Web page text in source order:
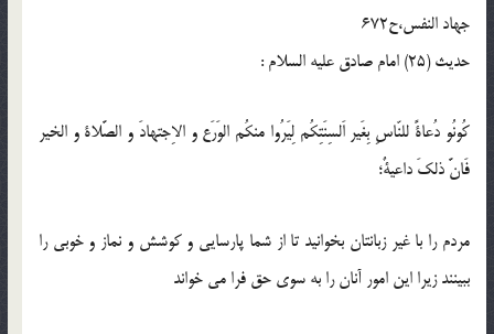
جهاد النفس،ح672
حدیث (25) امام صادق عليه‏ السلام :
کُونُو دُعاةً للنّاسِ بِغَیر اَلسِنَتِکُم لِیَرُوا منکُم الوَرَع و الاِجتهادَ و الصَّلاة و الخیر
فَانَّ ذلکَ داعیةٌ؛
مردم را با غیر زبانتان بخوانید تا از شما پارسایی و کوشش و نماز و خوبی را
ببینند زیرا این امور آنان را به سوی حق فرا می خواند